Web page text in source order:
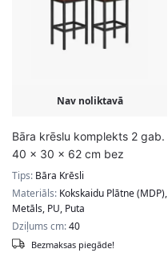
Nav noliktavā
Bāra krēslu komplekts 2 gab.
40 x 30 x 62 cm bez
atzveltnes
Tips: Bāra Krēsli
Materiāls: Kokskaidu Plātne (MDP),
Metāls, PU, Puta
Dziļums cm:40
Bezmaksas piegāde!